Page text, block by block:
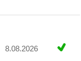
8.08.2026